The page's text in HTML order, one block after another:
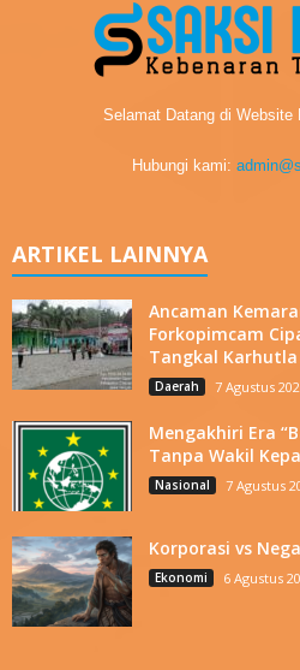
Selamat Datang di
Hubungi kami:
ARTIKEL LAINNYA
Ancaman
Forkopimcam
Tangkal Karhutla
Daerah 7 Agustus
Mengakhiri Era
Tanpa Wakil
Nasional 7 Agustus
Korporasi vs
Ekonomi 6 Agustus